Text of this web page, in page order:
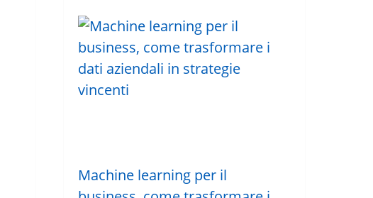
Machine learning per il